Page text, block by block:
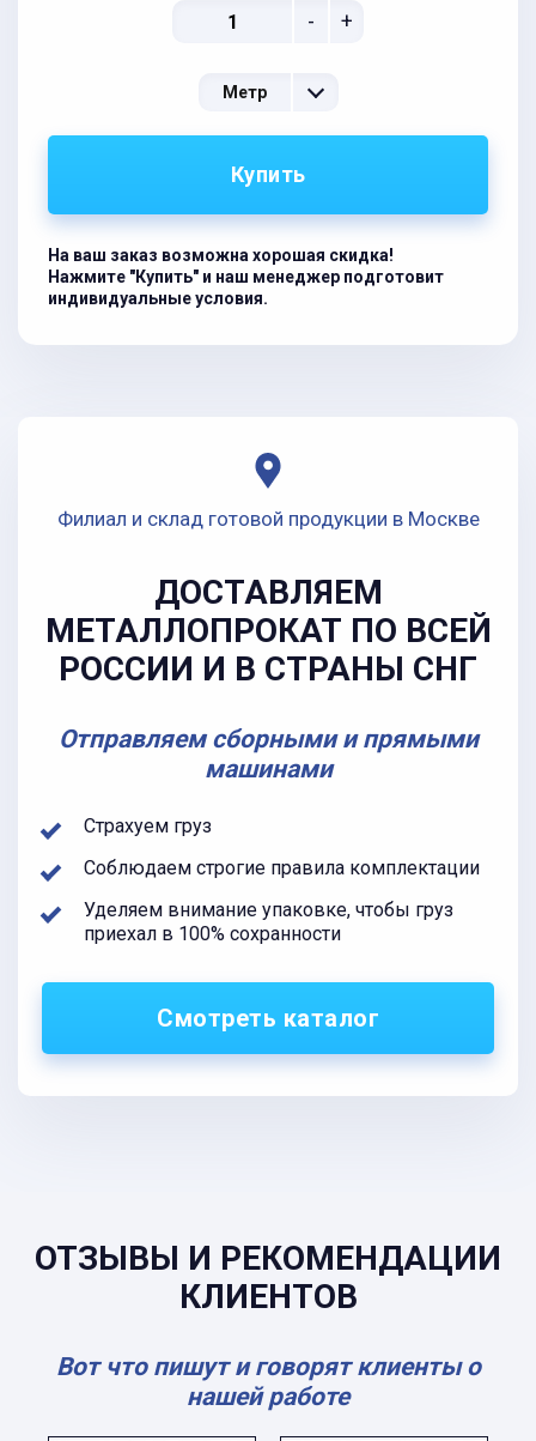
- +
Метр
Купить
На ваш заказ возможна хорошая скидка!
Нажмите "Купить" и наш менеджер подготовит
индивидуальные условия.
Филиал и склад готовой продукции в Москве
ДОСТАВЛЯЕМ
МЕТАЛЛОПРОКАТ ПО ВСЕЙ
РОССИИ И В СТРАНЫ СНГ
Отправляем сборными и прямыми
машинами
Страхуем груз
Соблюдаем строгие правила комплектации
Уделяем внимание упаковке, чтобы груз
приехал в 100% сохранности
Смотреть каталог
ОТЗЫВЫ И РЕКОМЕНДАЦИИ
КЛИЕНТОВ
Вот что пишут и говорят клиенты о
нашей работе